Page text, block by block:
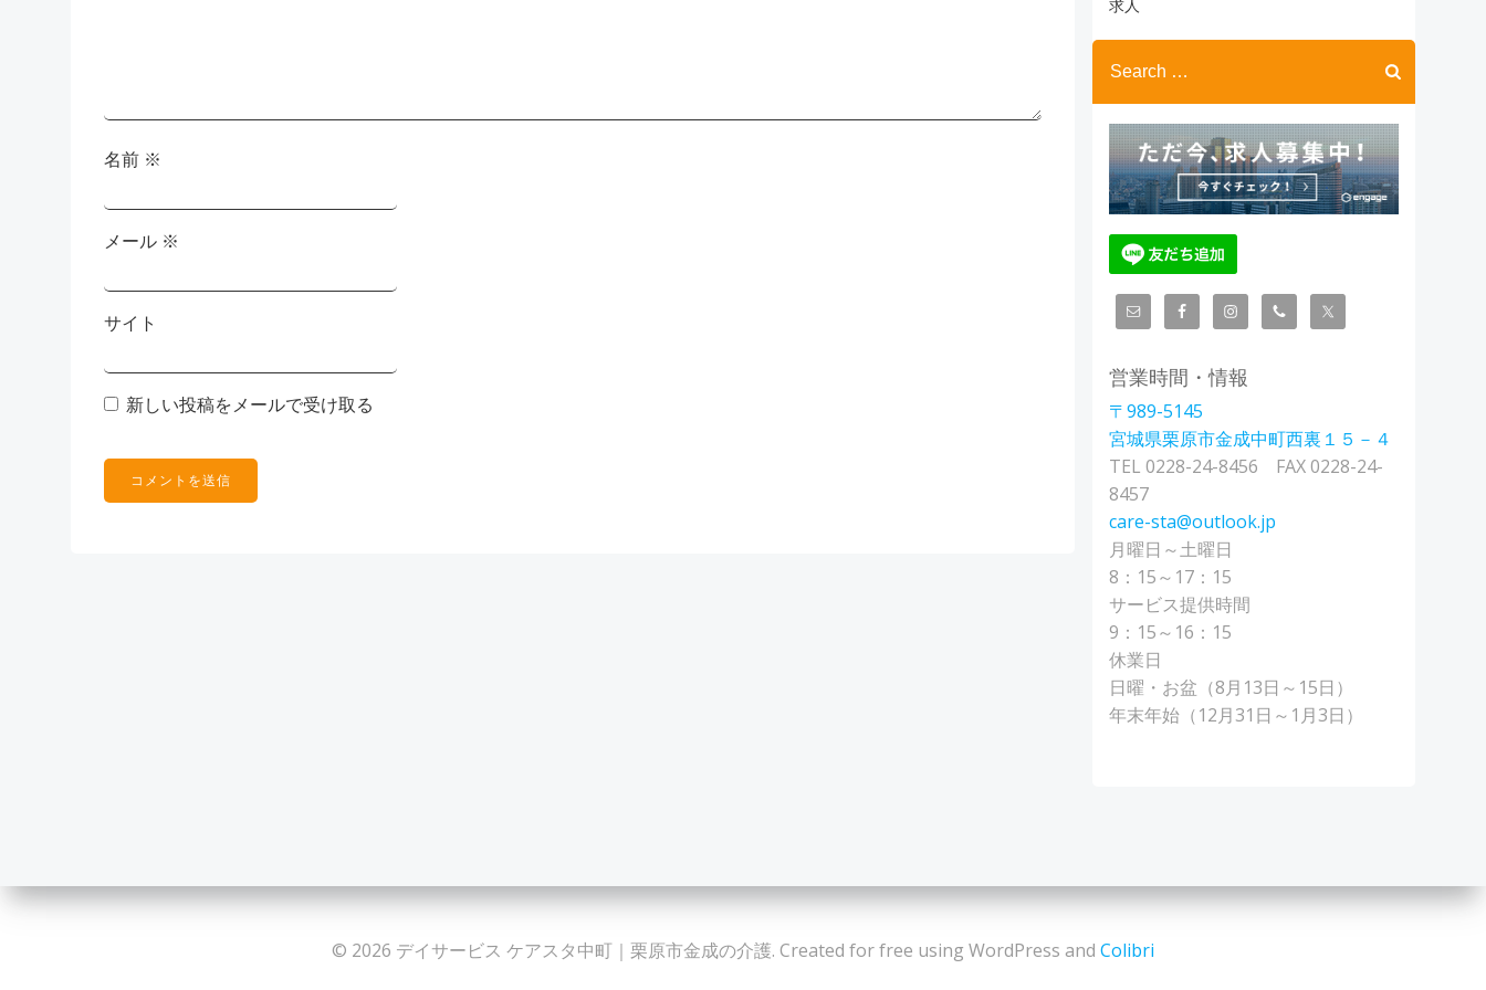
ン
名前 ※
メール ※
サイト
新しい投稿をメールで受け取る
ブ
求人
Search
for:
営業時間・情報
〒989-5145
宮城県栗原市金成中町西裏１５－４
TEL 0228-24-8456 FAX 0228-24-
8457
care-sta@outlook.jp
月曜日～土曜日
8：15～17：15
サービス提供時間
9：15～16：15
休業日
日曜・お盆（8月13日～15日）
年末年始（12月31日～1月3日）
© 2026 デイサービス ケアスタ中町｜栗原市金成の介護. Created for free using WordPress and Colibri